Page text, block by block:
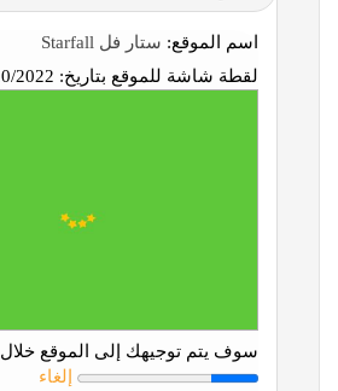
اسم الموقع: ستار فل Starfall
لقطة شاشة للموقع بتاريخ:
سوف يتم توجيهك إلى الموقع خلال 20 ثانية
إلغاء